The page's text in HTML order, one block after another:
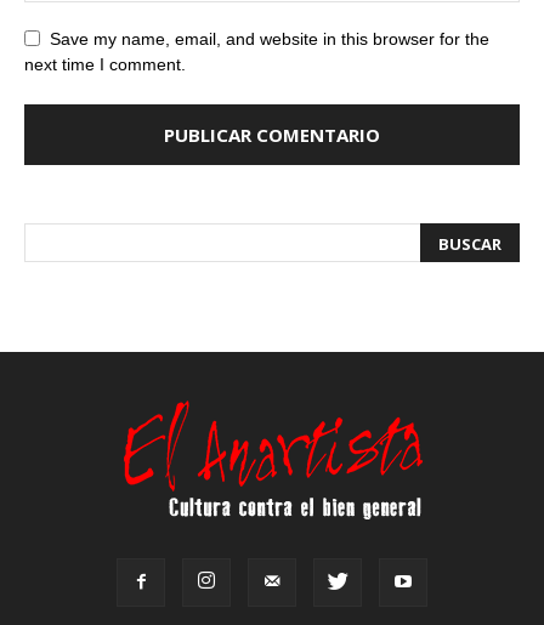
Save my name, email, and website in this browser for the
next time I comment.